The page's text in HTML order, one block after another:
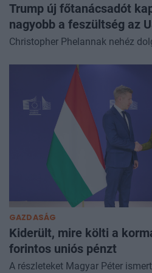
Trump új főtanácsadót
nagyobb a feszültség az
Christopher Phelannak nehéz
GAZDASÁG
Kiderült, mire költi a
forintos uniós pénzt
A részleteket Magyar Péter